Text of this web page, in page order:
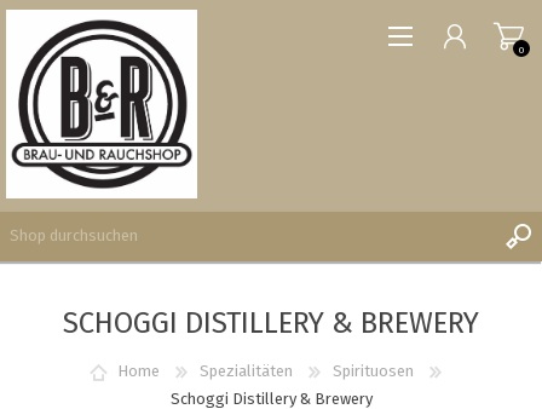
REGISTRIERUNG
ANMELDEN
0
SCHOGGI DISTILLERY & BREWERY
Home Spezialitäten
Spirituosen
Schoggi Distillery & Brewery